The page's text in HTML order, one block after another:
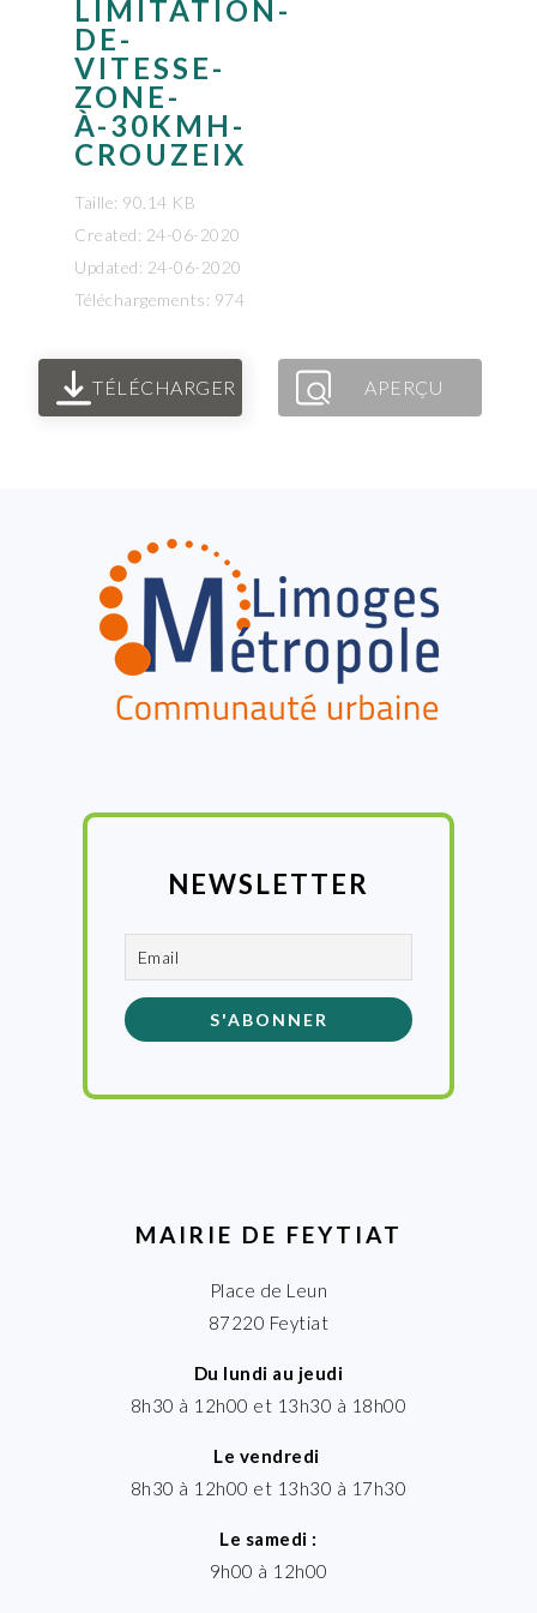
LIMITATION-
DE-
VITESSE-
ZONE-
À-30KMH-
CROUZEIX
Taille: 90.14 KB
Created: 24-06-2020
Updated: 24-06-2020
Téléchargements: 974
TÉLÉCHARGER APERÇU
NEWSLETTER
MAIRIE DE FEYTIAT
Place de Leun
87220 Feytiat
Du lundi au jeudi
8h30 à 12h00 et 13h30 à 18h00
Le vendredi
8h30 à 12h00 et 13h30 à 17h30
Le samedi :
9h00 à 12h00